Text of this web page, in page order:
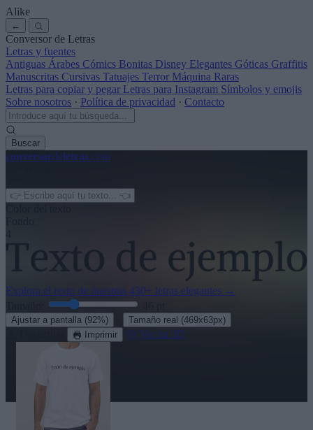
Alike
←
Conversor de Letras
Letras y fuentes
Antiguas Árabes Cómics Bonitas Disney Elegantes Góticas Graffitis
Manuscritas Cursivas Tatuajes Terror Máquina Raras
Letras para copiar y pegar Letras para Instagram Símbolos y emojis
Sobre nosotros · Política de privacidad · Contacto
Buscar
conversordeletras.com
Explora el resto de nuestras 430+ letras elegantes →
Ajustar a pantalla (92%) Tamaño real (469x63px)
Imprimir Ver en 3D